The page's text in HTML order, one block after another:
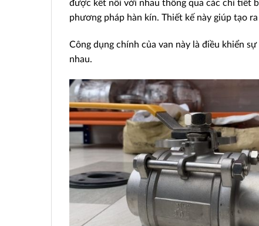
được kết nối với nhau thông qua các chi tiết
phương pháp hàn kín. Thiết kế này giúp tạo
Công dụng chính của van này là điều khiển
nhau.